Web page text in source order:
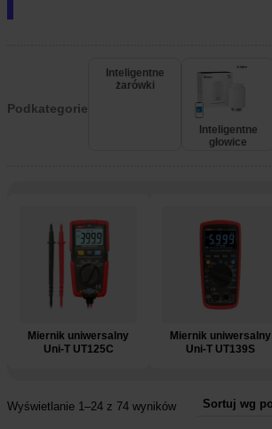
Podkategorie
Inteligentne
żarówki
Inteligentne
głowice
Miernik uniwersalny
Uni-T UT125C
Miernik uniwersalny
Uni-T UT139S
Wyświetlanie 1–24 z 74 wyników